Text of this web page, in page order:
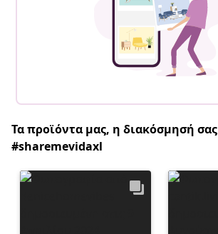
Τα προϊόντα μας, η διακόσμησή σας
#sharemevidaxl